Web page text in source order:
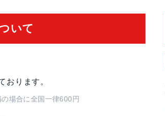
いて
おります。
場合に全国一律600円